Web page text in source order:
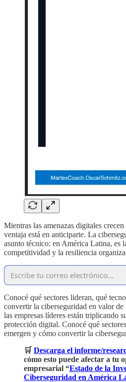
Mientras las amenazas digitales
ventaja está en anticiparte. La
asunto técnico: en América Latina, es
competitividad y la resiliencia
Conocé qué sectores lideran, qué
convertir la ciberseguridad en valor
las empresas líderes están triplicando
protección digital. Conocé qué
emergen y cómo convertir la
🛒 Descarga el informe/
cómo esto puede afectar a tu
empresarial “Estado de la
Ciberseguridad en América